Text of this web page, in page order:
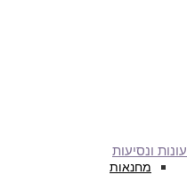
עונות ונסיעות
מחנאות